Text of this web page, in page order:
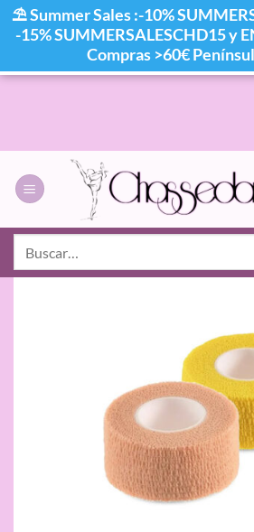
⛱ Summer Sales :-10%
-15% SUMMERSALESCHD15 y
Compras >60€